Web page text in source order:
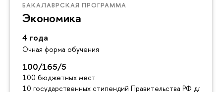
БАКАЛАВРСКАЯ ПРОГРАММА
Экономика
4 года
Очная форма обучения
100/165/5
100 бюджетных мест
10 государственных стипендий Правительства РФ для